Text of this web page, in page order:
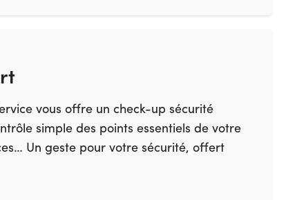
vous offre un check-up sécurité
simple des points essentiels de votre
Un geste pour votre sécurité, offert